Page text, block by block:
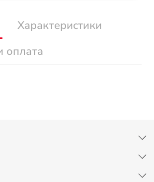
Характеристики
оплата